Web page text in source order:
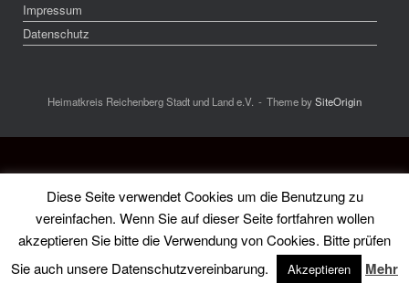
Impressum
Datenschutz
Heimatkreis Reichenberg Stadt und Land e.V. Theme bySiteOrigin
Diese Seite verwendet Cookies um die Benutzung zu
vereinfachen. Wenn Sie auf dieser Seite fortfahren wollen
akzeptieren Sie bitte die Verwendung von Cookies. Bitte prüfen
Sie auch unsere Datenschutzvereinbarung.
Akzeptieren Mehr